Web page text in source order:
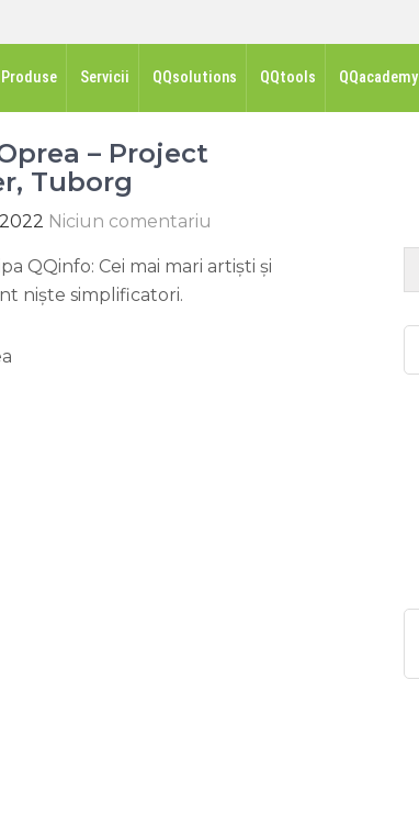
Produse Servicii QQsolutions QQtools QQacademy
– Project
Tuborg
Niciun comentariu
QQinfo: Cei mai mari artiști și
niște simplificatori.